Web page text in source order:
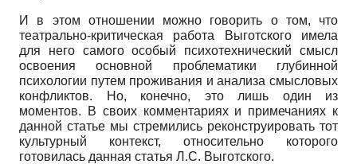
И в этом отношении можно говорить о том, что
театрально-критическая работа Выготского имела
для него самого особый психотехнический смысл
освоения основной проблематики глубинной
психологии путем проживания и анализа смысловых
конфликтов. Но, конечно, это лишь один из
моментов. В своих комментариях и примечаниях к
данной статье мы стремились реконструировать тот
культурный контекст, относительно которого
готовилась данная статья Л.С. Выготского.